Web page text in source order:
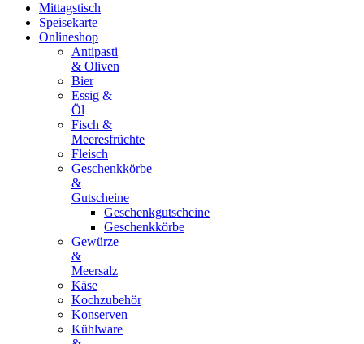
Mittagstisch
Speisekarte
Onlineshop
Antipasti
& Oliven
Bier
Essig &
Öl
Fisch &
Meeresfrüchte
Fleisch
Geschenkkörbe
&
Gutscheine
Geschenkgutscheine
Geschenkkörbe
Gewürze
&
Meersalz
Käse
Kochzubehör
Konserven
Kühlware